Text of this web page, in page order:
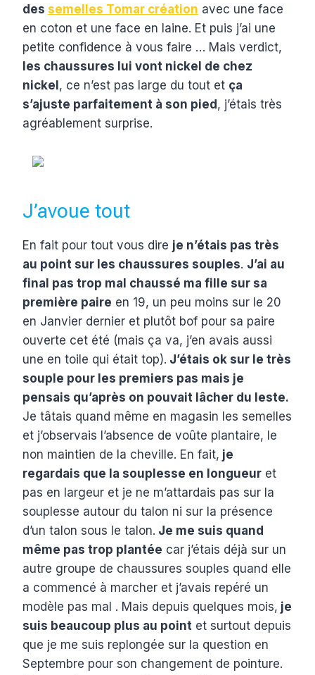
des semelles Tomar création avec une face
en coton et une face en laine. Et puis j’ai une
petite confidence à vous faire … Mais verdict,
les chaussures lui vont nickel de chez
nickel , ce n’est pas large du tout et ça
s’ajuste parfaitement à son pied , j’étais très
agréablement surprise.
J’avoue tout
En fait pour tout vous dire je n’étais pas très
au point sur les chaussures souples. J’ai au
final pas trop mal chaussé ma fille sur sa
première paire en 19, un peu moins sur le 20
en Janvier dernier et plutôt bof pour sa paire
ouverte cet été (mais ça va, j’en avais aussi
une en toile qui était top). J’étais ok sur le très
souple pour les premiers pas mais je
pensais qu’après on pouvait lâcher du leste.
Je tâtais quand même en magasin les semelles
et j’observais l’absence de voûte plantaire, le
non maintien de la cheville. En fait, je
regardais que la souplesse en longueur et
pas en largeur et je ne m’attardais pas sur la
souplesse autour du talon ni sur la présence
d’un talon sous le talon. Je me suis quand
même pas trop plantée car j’étais déjà sur un
autre groupe de chaussures souples quand elle
a commencé à marcher et j’avais repéré un
modèle pas mal . Mais depuis quelques mois, je
suis beaucoup plus au point et surtout depuis
que je me suis replongée sur la question en
Septembre pour son changement de pointure.